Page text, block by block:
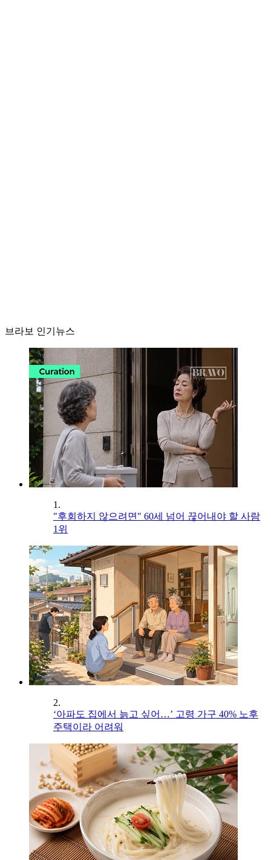
브라보 인기뉴스
1.
"후회하지 않으려면" 60세 넘어 끊어내야 할 사람
1위
2.
‘아파도 집에서 늙고 싶어…’ 고령 가구 40% 노후
주택이라 어려워